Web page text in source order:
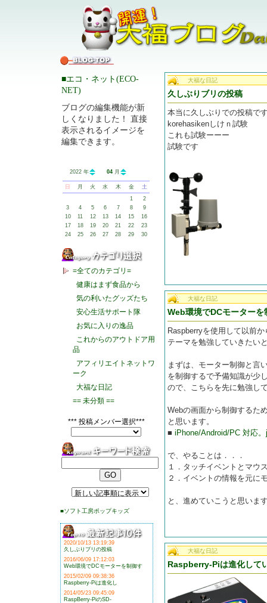
■エコ・ネット(ECO-
NET)
ブログの編集機能が新
しくなりました！ 直接
表示されるイメージを
編集できます。
2022 年 04 月
日 月 火 水 木 金
土
1
2
3
4 5 6 7 8
9
10
11 12 13 14 15
16
17
18 19 20 21 22
23
24
25 26 27 28 29 30
=全てのカテゴリ=
健康はまず食品から
気の利いたグッズたち
安心生活サポート隊
お気に入りの逸品
これからのアウトドア用
品
アフィリエイトネットワ
ーク
大福な日記
== 未分類 ==
*** 投稿メンバー選択***
■ソフト工房ポップキッズ
2020/10/13 13:19:39
久しぶりブリの投稿
2016/06/09 17:12:03
Web環境でDCモーターを制御す
2015/02/09 09:38:36
Raspberry-Piは進化し
2014/05/23 09:45:09
RaspBerry-PiのSD-
大福な日記
久しぶりブリの投稿
本当に久しぶりでの投稿で
korehasikenしけｎ試験
これも試験ーーー
試験です
大福な日記
Web環境でDCモーターを
Raspberryを使用して以前
テーマを勉強していきたい
まずは、モーター制御と言
を制御するで予備知識が少
ので、こちらを先に勉強し
Webの画面から制御するた
と思います。
■ iPhone/Android/PC 対応
で、やることは．．．
１．タッチイベントとマウ
２．イベントの情報を元に
と、進めていこうと思いま
大福な日記
Raspberry-Piは進化して